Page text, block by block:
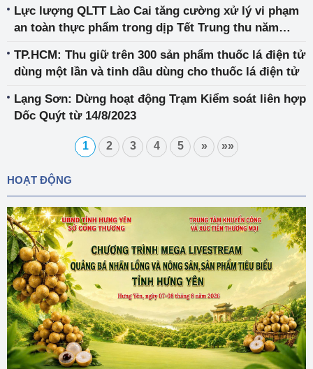
Lực lượng QLTT Lào Cai tăng cường xử lý vi phạm
an toàn thực phẩm trong dịp Tết Trung thu năm
TP.HCM: Thu giữ trên 300 sản phẩm thuốc lá điện tử
dùng một lần và tinh dầu dùng cho thuốc lá điện tử
Lạng Sơn: Dừng hoạt động Trạm Kiểm soát liên hợp
Dốc Quýt từ 14/8/2023
1 2 3 4 5 » »»
HOẠT ĐỘNG